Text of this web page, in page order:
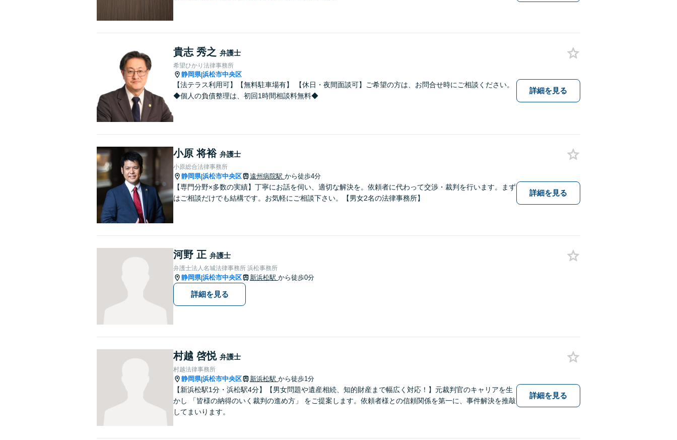
貴志 秀之 弁護士
希望ひかり法律事務所
静岡県|浜松市中央区
【法テラス利用可】【無料駐車場有】 【休日・夜間面談可】ご希望の方は、お問合せ時にご相談ください。
◆個人の負債整理は、初回1時間相談料無料◆
詳細を見る
小原 将裕 弁護士
小原総合法律事務所
静岡県|浜松市中央区 遠州病院駅 から徒歩4分
【専門分野×多数の実績】丁寧にお話を伺い、適切な解決を。依頼者に代わって交渉・裁判を行います。まず
はご相談だけでも結構です。お気軽にご相談下さい。【男女2名の法律事務所】
詳細を見る
河野 正 弁護士
弁護士法人名城法律事務所 浜松事務所
静岡県|浜松市中央区 新浜松駅 から徒歩0分
詳細を見る
村越 啓悦 弁護士
村越法律事務所
静岡県|浜松市中央区 新浜松駅 から徒歩1分
【新浜松駅1分・浜松駅4分】【男女問題や遺産相続、知的財産まで幅広く対応！】元裁判官のキャリアを生
かし 「皆様の納得のいく裁判の進め方」 をご提案します。依頼者様との信頼関係を第一に、事件解決を推敲
してまいります。
詳細を見る